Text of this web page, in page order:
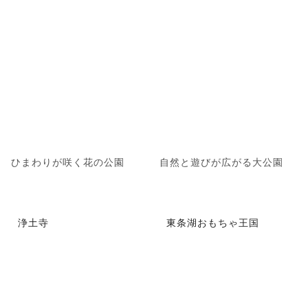
ひまわりが咲く花の公園 自然と遊びが広がる大公園
浄土寺 東条湖おもちゃ王国